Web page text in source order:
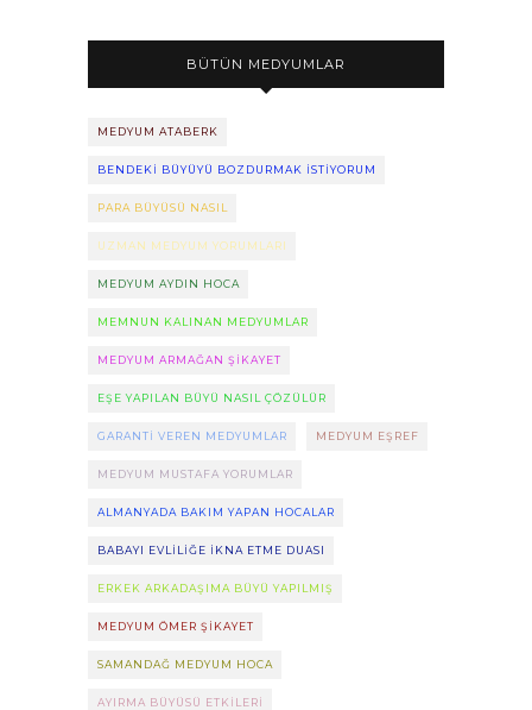
BÜTÜN MEDYUMLAR
MEDYUM ATABERK
BENDEKI BÜYÜYÜ BOZDURMAK ISTIYORUM
PARA BÜYÜSÜ NASIL
UZMAN MEDYUM YORUMLARI
MEDYUM AYDIN HOCA
MEMNUN KALINAN MEDYUMLAR
MEDYUM ARMAĞAN ŞIKAYET
EŞE YAPILAN BÜYÜ NASIL ÇÖZÜLÜR
GARANTI VEREN MEDYUMLAR MEDYUM EŞREF
MEDYUM MUSTAFA YORUMLAR
ALMANYADA BAKIM YAPAN HOCALAR
BABAYI EVLILIĞE IKNA ETME DUASI
ERKEK ARKADAŞIMA BÜYÜ YAPILMIŞ
MEDYUM ÖMER ŞIKAYET
SAMANDAĞ MEDYUM HOCA
AYIRMA BÜYÜSÜ ETKILERI